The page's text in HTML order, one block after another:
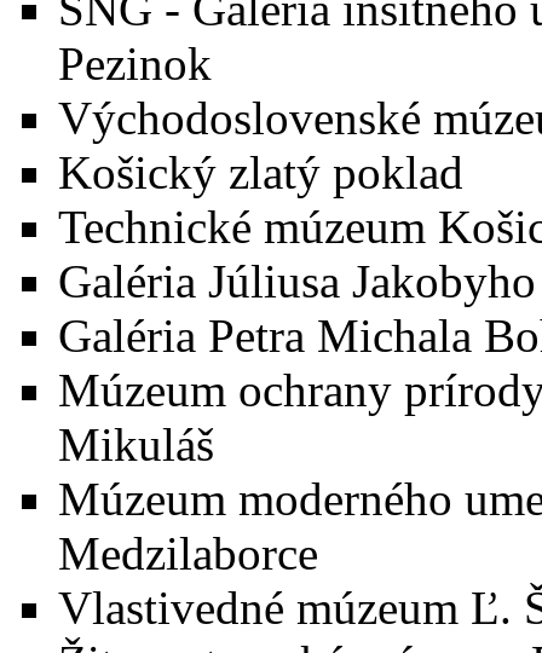
Pezinok
Východoslovenské
Košický zlatý poklad
Technické múzeum
Galéria Júliusa
Galéria Petra Michala
Múzeum ochrany
Mikuláš
Múzeum moderného
Medzilaborce
Vlastivedné múzeum Ľ.